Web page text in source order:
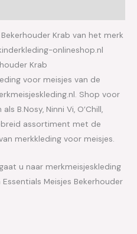
Krab van het merk
onlineshop.nl
Krab
voor meisjes van de
Shop voor
B.Nosy, Ninni Vi, O’Chill,
assortiment met de
merkkleding voor meisjes.
u naar merkmeisjeskleding
Meisjes Bekerhouder